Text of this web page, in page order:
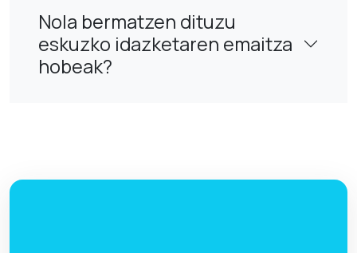
Nola bermatzen dituzu
eskuzko idazketaren emaitza
hobeak?